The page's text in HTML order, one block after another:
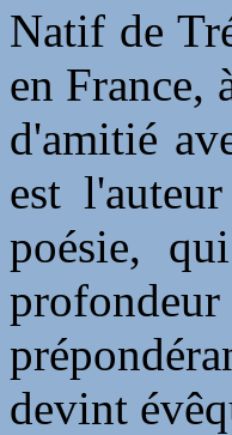
Natif de
en France,
d'amitié
est
poésie,
devint